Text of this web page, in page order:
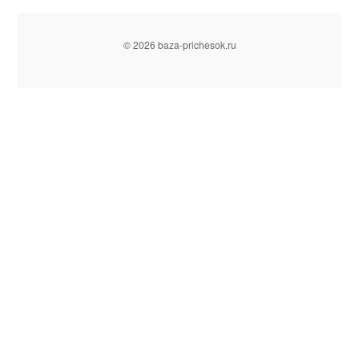
© 2026 baza-prichesok.ru